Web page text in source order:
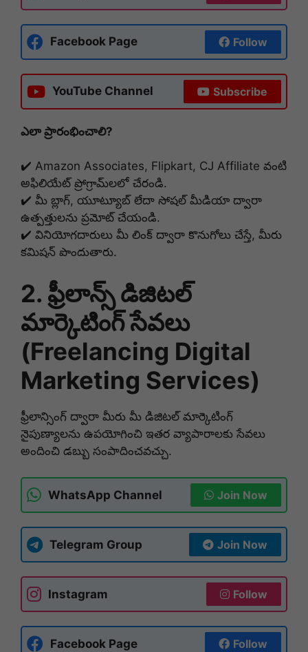
Facebook Page Follow
YouTube Channel Subscribe
ఎలా ప్రారంభించాలి?
✔️ Amazon Associates, Flipkart, CJ Affiliate వంటి
అఫిలియేట్ ప్రోగ్రామ్‌లలో చేరండి.
✔️ మీ బ్లాగ్, యూట్యూబ్ లేదా సోషల్ మీడియా ద్వారా
ఉత్పత్తులను ప్రమోట్ చేయండి.
✔️ వినియోగదారులు మీ లింక్ ద్వారా కొనుగోలు చేస్తే, మీరు
కమిషన్ పొందుతారు.
2. ఫ్రీలాన్స్ డిజిటల్
మార్కెటింగ్ సేవలు
(Freelancing Digital
Marketing Services)
ఫ్రీలాన్సింగ్ ద్వారా మీరు మీ డిజిటల్ మార్కెటింగ్
నైపుణ్యాలను ఉపయోగించి ఇతర వ్యాపారాలకు సేవలు
అందించి డబ్బు సంపాదించవచ్చు.
WhatsApp Channel Join Now
Telegram Group Join Now
Instagram Follow
Facebook Page Follow